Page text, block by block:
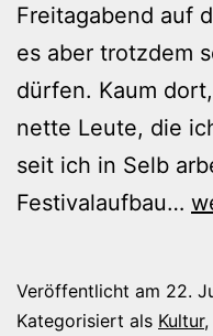
Freitagabend auf
es aber trotzdem
dürfen. Kaum
nette Leute, die
seit ich in Selb
Festivalaufbau…
Veröffentlicht am 22.
Kategorisiert als Kultur,